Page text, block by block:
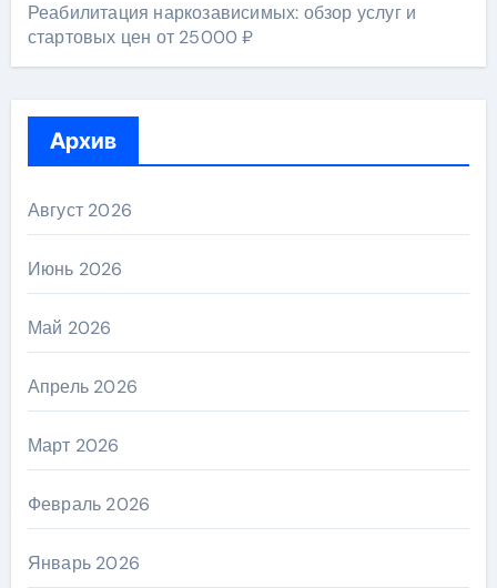
Реабилитация наркозависимых: обзор услуг и
стартовых цен от 25000 ₽
Архив
Август 2026
Июнь 2026
Май 2026
Апрель 2026
Март 2026
Февраль 2026
Январь 2026